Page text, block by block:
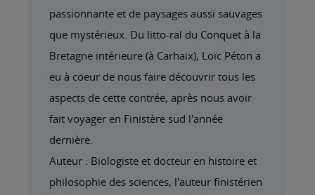
passionnante et de paysages aussi sauvages
que mystérieux. Du litto-ral du Conquet à la
Bretagne intérieure (à Carhaix), Loïc Péton a
eu à coeur de nous faire découvrir tous les
aspects de cette contrée, après nous avoir
fait voyager en Finistère sud l'année
dernière.
Auteur : Biologiste et docteur en histoire et
philosophie des sciences, l'auteur finistérien